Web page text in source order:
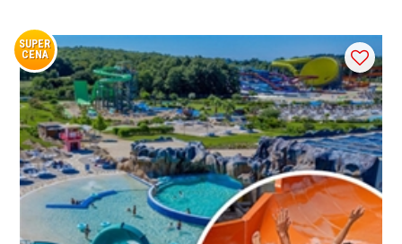
SUPER
CENA